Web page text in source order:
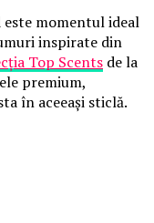
momentul ideal
inspirate din
Top Scents de la
premium,
în aceeași sticlă.